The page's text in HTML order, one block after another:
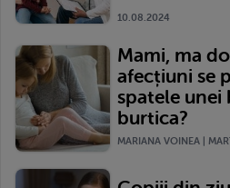
10.08.2024
Mami, ma
afecțiuni se
spatele unei
burtica?
MARIANA VOINEA |